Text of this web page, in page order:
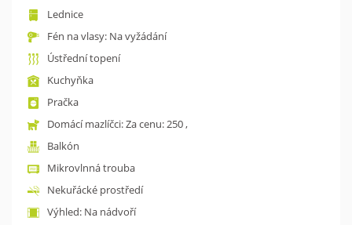
Lednice
Fén na vlasy: Na vyžádání
Ústřední topení
Kuchyňka
Pračka
Domácí mazlíčci: Za cenu: 250 ,
Balkón
Mikrovlnná trouba
Nekuřácké prostředí
Výhled: Na nádvoří